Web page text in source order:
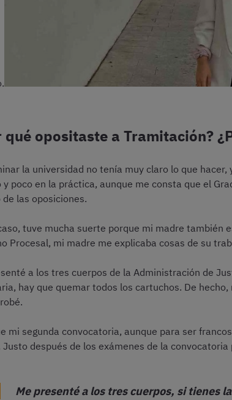
qué opositaste a Tramitación?
la universidad no tenía muy claro lo que
poco en la práctica, aunque me consta que el
de las oposiciones.
tuve mucha suerte porque mi madre también
Procesal, mi madre me explicaba cosas de su
a los tres cuerpos de la Administración de
hay que quemar todos los cartuchos. De
mi segunda convocatoria, aunque para ser
Justo después de los exámenes de la
Me presenté a los tres cuerpos, si tienes